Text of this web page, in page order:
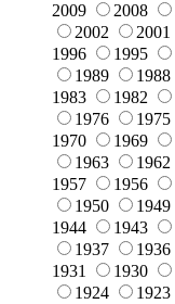
2009
2008
2002
2001
1996
1995
1989
1988
1983
1982
1976
1975
1970
1969
1963
1962
1957
1956
1950
1949
1944
1943
1937
1936
1931
1930
1924
1923